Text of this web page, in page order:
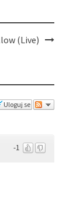
(Live)
Uloguj se
-1